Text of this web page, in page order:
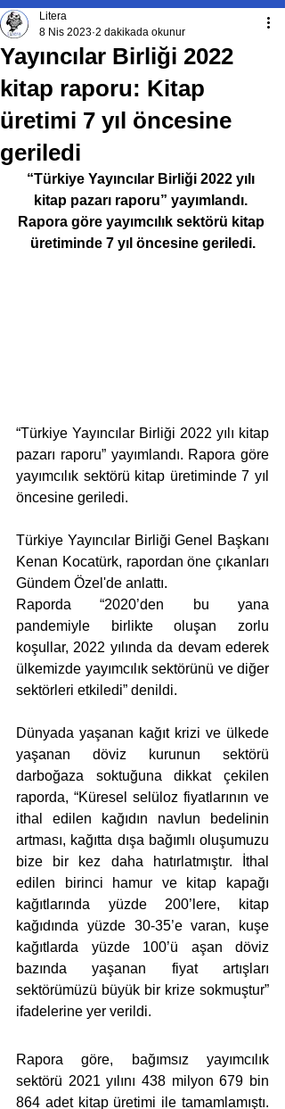
Yayıncılar Birliği 2022
kitap raporu: Kitap
üretimi 7 yıl öncesine
geriledi
Litera
8 Nis 2023 2 dakikada okunur
“Türkiye Yayıncılar Birliği 2022 yılı
kitap pazarı raporu” yayımlandı.
Rapora göre yayımcılık sektörü kitap
üretiminde 7 yıl öncesine geriledi.
“Türkiye Yayıncılar Birliği 2022 yılı kitap
pazarı raporu” yayımlandı. Rapora göre
yayımcılık sektörü kitap üretiminde 7 yıl
öncesine geriledi.
Türkiye Yayıncılar Birliği Genel Başkanı
Kenan Kocatürk, rapordan öne çıkanları
Gündem Özel'de anlattı.
Raporda “2020’den bu yana
pandemiyle birlikte oluşan zorlu
koşullar, 2022 yılında da devam ederek
ülkemizde yayımcılık sektörünü ve diğer
sektörleri etkiledi” denildi.
Dünyada yaşanan kağıt krizi ve ülkede
yaşanan döviz kurunun sektörü
darboğaza soktuğuna dikkat çekilen
raporda, “Küresel selüloz fiyatlarının ve
ithal edilen kağıdın navlun bedelinin
artması, kağıtta dışa bağımlı oluşumuzu
bize bir kez daha hatırlatmıştır. İthal
edilen birinci hamur ve kitap kapağı
kağıtlarında yüzde 200’lere, kitap
kağıdında yüzde 30-35’e varan, kuşe
kağıtlarda yüzde 100’ü aşan döviz
bazında yaşanan fiyat artışları
sektörümüzü büyük bir krize sokmuştur”
ifadelerine yer verildi.
Rapora göre, bağımsız yayımcılık
sektörü 2021 yılını 438 milyon 679 bin
864 adet kitap üretimi ile tamamlamıştı.